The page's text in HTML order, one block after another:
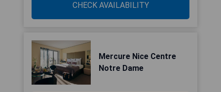
CHECK AVAILABILITY
Mercure Nice Centre
Notre Dame